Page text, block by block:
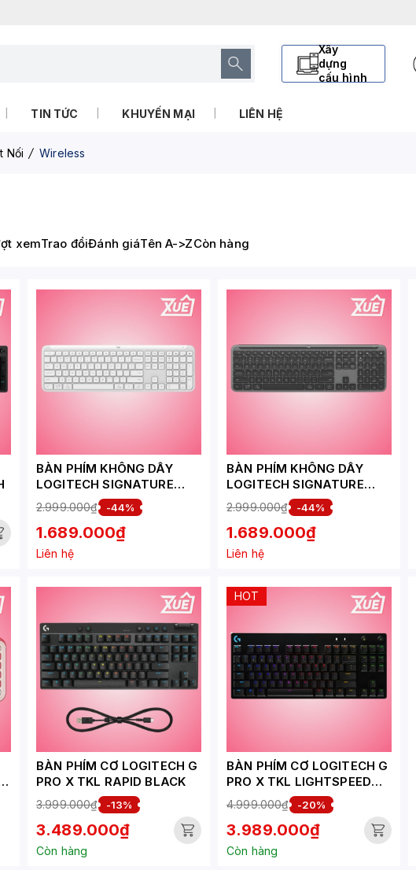
Xây
dựng
cấu hình
TIN TỨC KHUYẾN MẠI LIÊN HỆ
Nối Wireless
xemTrao đổiĐánh giáTên A->ZCòn hàng
BÀN PHÍM KHÔNG DÂY
LOGITECH SIGNATURE
K950
(WIRELESS/BLUETOOTH)
TRẮNG NHẠT - 920-
012444
2.999.000₫ -44%
1.689.000₫
Liên hệ
BÀN PHÍM KHÔNG DÂY
LOGITECH SIGNATURE
K950
(WIRELESS/BLUETOOTH)
THAN CHÌ - 920-012443
2.999.000₫ -44%
1.689.000₫
Liên hệ
BÀN PHÍM CƠ LOGITECH G
PRO X TKL RAPID BLACK
3.999.000₫ -13%
3.489.000₫
Còn hàng
HOT
BÀN PHÍM CƠ LOGITECH G
PRO X TKL LIGHTSPEED
WIRELESS TACTILE
SWITCH
4.999.000₫ -20%
3.989.000₫
Còn hàng